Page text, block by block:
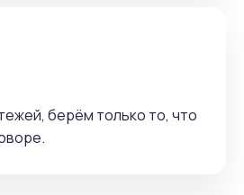
берём только то, что